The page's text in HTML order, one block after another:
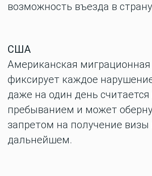
возможность въезда в
США
Американская
фиксирует каждое
даже на один день
пребыванием и может
запретом на получение визы
дальнейшем.